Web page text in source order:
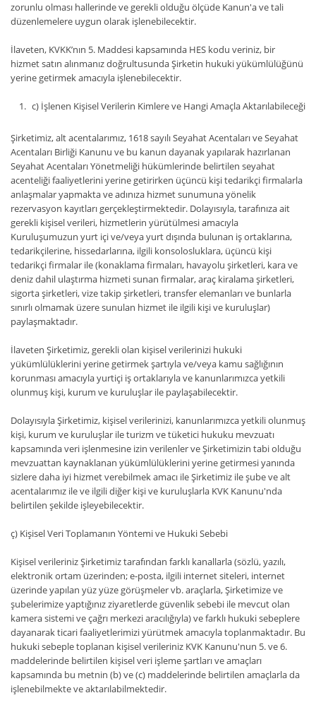
zorunlu olması hallerinde ve gerekli olduğu ölçüde Kanun'a ve tali
düzenlemelere uygun olarak işlenebilecektir.
İlaveten, KVKK’nın 5. Maddesi kapsamında HES kodu veriniz, bir
hizmet satın alınmanız doğrultusunda Şirketin hukuki yükümlülüğünü
yerine getirmek amacıyla işlenebilecektir.
c) İşlenen Kişisel Verilerin Kimlere ve Hangi Amaçla Aktarılabileceği
Şirketimiz, alt acentalarımız, 1618 sayılı Seyahat Acentaları ve Seyahat
Acentaları Birliği Kanunu ve bu kanun dayanak yapılarak hazırlanan
Seyahat Acentaları Yönetmeliği hükümlerinde belirtilen seyahat
acenteliği faaliyetlerini yerine getirirken üçüncü kişi tedarikçi firmalarla
anlaşmalar yapmakta ve adınıza hizmet sunumuna yönelik
rezervasyon kayıtları gerçekleştirmektedir. Dolayısıyla, tarafınıza ait
gerekli kişisel verileri, hizmetlerin yürütülmesi amacıyla
Kuruluşumuzun yurt içi ve/veya yurt dışında bulunan iş ortaklarına,
tedarikçilerine, hissedarlarına, ilgili konsolosluklara, üçüncü kişi
tedarikçi firmalar ile (konaklama firmaları, havayolu şirketleri, kara ve
deniz dahil ulaştırma hizmeti sunan firmalar, araç kiralama şirketleri,
sigorta şirketleri, vize takip şirketleri, transfer elemanları ve bunlarla
sınırlı olmamak üzere sunulan hizmet ile ilgili kişi ve kuruluşlar)
paylaşmaktadır.
İlaveten Şirketimiz, gerekli olan kişisel verilerinizi hukuki
yükümlülüklerini yerine getirmek şartıyla ve/veya kamu sağlığının
korunması amacıyla yurtiçi iş ortaklarıyla ve kanunlarımızca yetkili
olunmuş kişi, kurum ve kuruluşlar ile paylaşabilecektir.
Dolayısıyla Şirketimiz, kişisel verilerinizi, kanunlarımızca yetkili olunmuş
kişi, kurum ve kuruluşlar ile turizm ve tüketici hukuku mevzuatı
kapsamında veri işlenmesine izin verilenler ve Şirketimizin tabi olduğu
mevzuattan kaynaklanan yükümlülüklerini yerine getirmesi yanında
sizlere daha iyi hizmet verebilmek amacı ile Şirketimiz ile şube ve alt
acentalarımız ile ve ilgili diğer kişi ve kuruluşlarla KVK Kanunu'nda
belirtilen şekilde işleyebilecektir.
ç) Kişisel Veri Toplamanın Yöntemi ve Hukuki Sebebi
Kişisel verileriniz Şirketimiz tarafından farklı kanallarla (sözlü, yazılı,
elektronik ortam üzerinden; e-posta, ilgili internet siteleri, internet
üzerinde yapılan yüz yüze görüşmeler vb. araçlarla, Şirketimize ve
şubelerimize yaptığınız ziyaretlerde güvenlik sebebi ile mevcut olan
kamera sistemi ve çağrı merkezi aracılığıyla) ve farklı hukuki sebeplere
dayanarak ticari faaliyetlerimizi yürütmek amacıyla toplanmaktadır. Bu
hukuki sebeple toplanan kişisel verileriniz KVK Kanunu'nun 5. ve 6.
maddelerinde belirtilen kişisel veri işleme şartları ve amaçları
kapsamında bu metnin (b) ve (c) maddelerinde belirtilen amaçlarla da
işlenebilmekte ve aktarılabilmektedir.